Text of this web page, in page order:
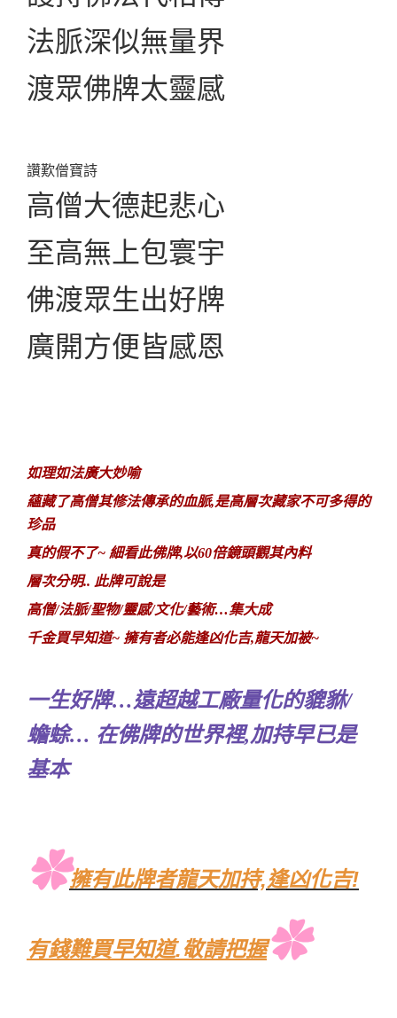
法脈深似無量界
渡眾佛牌太靈感
讚歎僧寶詩
高僧大德起悲心
至高無上包寰宇
佛渡眾生出好牌
廣開方便皆感恩
如理如法廣大妙喻
蘊藏了高僧其修法傳承的血脈,是高層次藏家不可多得的
珍品
真的假不了~ 細看此佛牌,以60倍鏡頭觀其內料
層次分明.. 此牌可說是
高僧/法脈/聖物/靈感/文化/藝術…集大成
千金買早知道~ 擁有者必能逢凶化吉,龍天加被~
一生好牌…遠超越工廠量化的貔貅/
蟾蜍… 在佛牌的世界裡,加持早已是
基本
✿擁有此牌者龍天加持,逢凶化吉!
有錢難買早知道.敬請把握✿